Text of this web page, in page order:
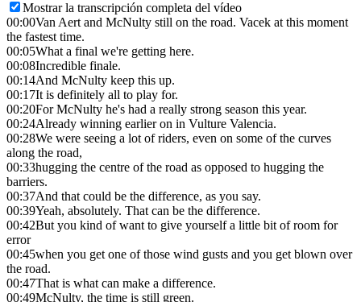
Mostrar la transcripción completa del vídeo
00:00Van Aert and McNulty still on the road. Vacek at this moment
the fastest time.
00:05What a final we're getting here.
00:08Incredible finale.
00:14And McNulty keep this up.
00:17It is definitely all to play for.
00:20For McNulty he's had a really strong season this year.
00:24Already winning earlier on in Vulture Valencia.
00:28We were seeing a lot of riders, even on some of the curves
along the road,
00:33hugging the centre of the road as opposed to hugging the
barriers.
00:37And that could be the difference, as you say.
00:39Yeah, absolutely. That can be the difference.
00:42But you kind of want to give yourself a little bit of room for
error
00:45when you get one of those wind gusts and you get blown over
the road.
00:47That is what can make a difference.
00:49McNulty, the time is still green.